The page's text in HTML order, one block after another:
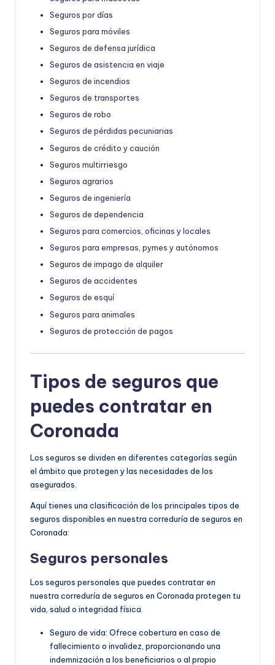
Seguros por días
Seguros para móviles
Seguros de defensa jurídica
Seguros de asistencia en viaje
Seguros de incendios
Seguros de transportes
Seguros de robo
Seguros de pérdidas pecuniarias
Seguros de crédito y caución
Seguros multirriesgo
Seguros agrarios
Seguros de ingeniería
Seguros de dependencia
Seguros para comercios, oficinas y locales
Seguros para empresas, pymes y autónomos
Seguros de impago de alquiler
Seguros de accidentes
Seguros de esquí
Seguros para animales
Seguros de protección de pagos
Tipos de seguros que
puedes contratar en
Coronada
Los seguros se dividen en diferentes categorías según
el ámbito que protegen y las necesidades de los
asegurados.
Aquí tienes una clasificación de los principales tipos de
seguros disponibles en nuestra correduría de seguros en
Coronada:
Seguros personales
Los seguros personales que puedes contratar en
nuestra correduría de seguros en Coronada protegen tu
vida, salud o integridad física.
Seguro de vida: Ofrece cobertura en caso de
fallecimiento o invalidez, proporcionando una
indemnización a los beneficiarios o al propio